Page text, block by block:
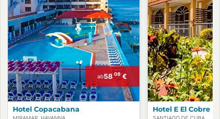
Hotel Copacabana
ab58 08€
Hotel E El Cobre